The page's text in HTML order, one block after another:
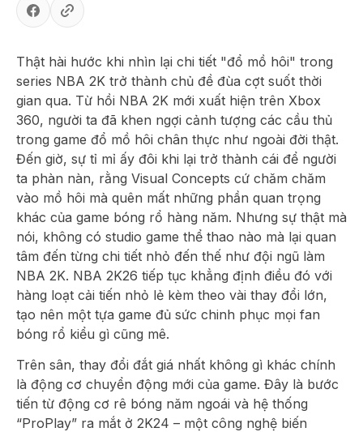
Thật hài hước khi nhìn lại chi tiết "đổ mồ hôi" trong
series NBA 2K trở thành chủ đề đùa cợt suốt thời
gian qua. Từ hồi NBA 2K mới xuất hiện trên Xbox
360, người ta đã khen ngợi cảnh tượng các cầu thủ
trong game đổ mồ hôi chân thực như ngoài đời thật.
Đến giờ, sự tỉ mỉ ấy đôi khi lại trở thành cái để người
ta phàn nàn, rằng Visual Concepts cứ chăm chăm
vào mồ hôi mà quên mất những phần quan trọng
khác của game bóng rổ hàng năm. Nhưng sự thật mà
nói, không có studio game thể thao nào mà lại quan
tâm đến từng chi tiết nhỏ đến thế như đội ngũ làm
NBA 2K. NBA 2K26 tiếp tục khẳng định điều đó với
hàng loạt cải tiến nhỏ lẻ kèm theo vài thay đổi lớn,
tạo nên một tựa game đủ sức chinh phục mọi fan
bóng rổ kiểu gì cũng mê.
Trên sân, thay đổi đắt giá nhất không gì khác chính
là động cơ chuyển động mới của game. Đây là bước
tiến từ động cơ rê bóng năm ngoái và hệ thống
“ProPlay” ra mắt ở 2K24 – một công nghệ biến